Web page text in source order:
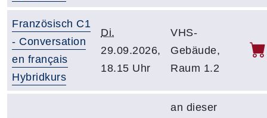
Französisch C1
- Conversation
en français
Hybridkurs
Di.
29.09.2026,
18.15 Uhr
VHS-
Gebäude,
Raum 1.2
an dieser